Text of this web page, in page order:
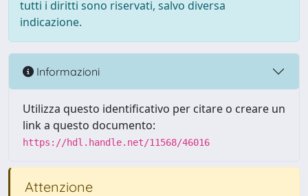
tutti i diritti sono riservati, salvo diversa
indicazione.
Informazioni
Utilizza questo identificativo per citare o creare un
link a questo documento:
https://hdl.handle.net/11568/46016
Attenzione